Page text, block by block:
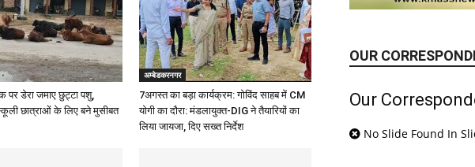
पर डेरा जमाए छुट्टा पशु,
छात्राओं के लिए बने मुसीबत
अम्बेडकरनगर
7अगस्त का बड़ा कार्यक्रम: गोविंद साहब में CM
योगी का दौरा: मंडलायुक्त-DIG ने तैयारियों का
लिया जायजा, दिए सख्त निर्देश
OUR
Our
No Slide Found In